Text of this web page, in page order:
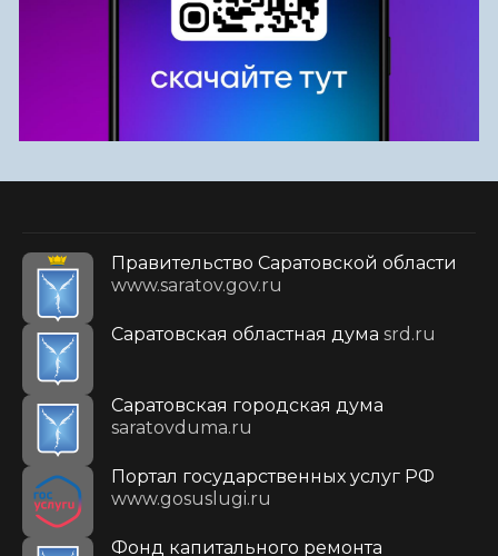
Правительство Саратовской области
www.saratov.gov.ru
Саратовская областная дума srd.ru
Саратовская городская дума
saratovduma.ru
Портал государственных услуг РФ
www.gosuslugi.ru
Фонд капитального ремонта